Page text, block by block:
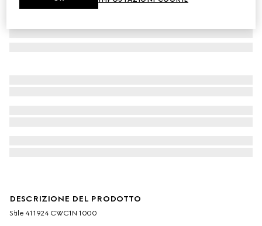
DESCRIZIONE DEL PRODOTTO
Stile ‎411924 CWC1N 1000